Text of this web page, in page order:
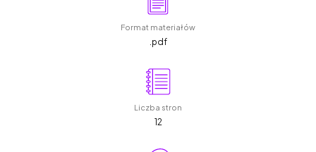
Format materiałów
.pdf
Liczba stron
12